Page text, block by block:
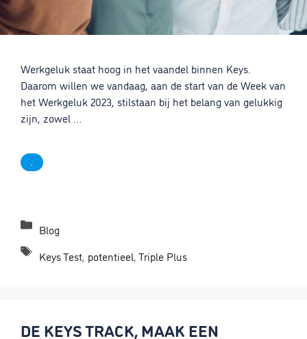
Werkgeluk staat hoog in het vaandel binnen Keys.
Daarom willen we vandaag, aan de start van de Week van
het Werkgeluk 2023, stilstaan bij het belang van gelukkig
zijn, zowel …
.
Blog
Keys Test, potentieel,Triple Plus
DE KEYS TRACK, MAAK EEN